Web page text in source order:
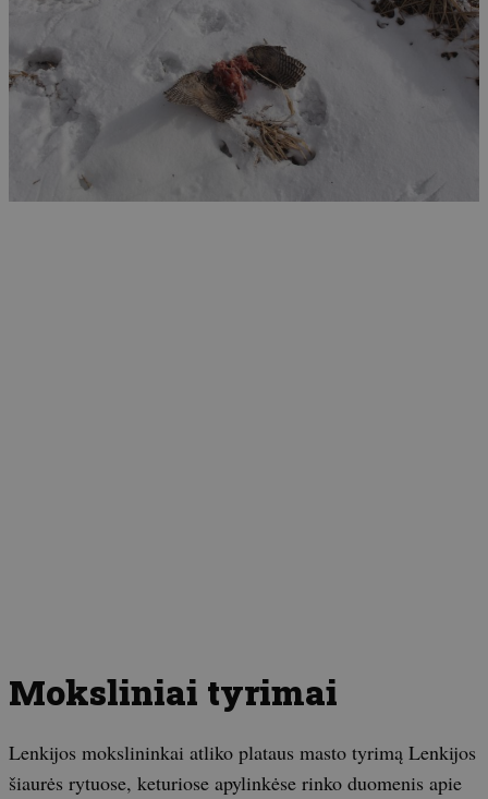
Moksliniai tyrimai
Lenkijos mokslininkai atliko plataus masto tyrimą Lenkijos
šiaurės rytuose, keturiose apylinkėse rinko duomenis apie